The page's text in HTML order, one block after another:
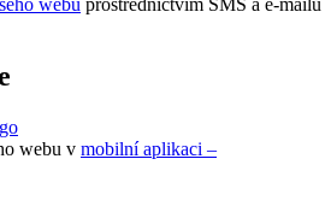
webu v mobilní aplikaci –